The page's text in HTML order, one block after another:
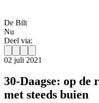
De Bilt
Nu
Deel via:
02 juli 2021
30-Daagse: op de
met steeds buien